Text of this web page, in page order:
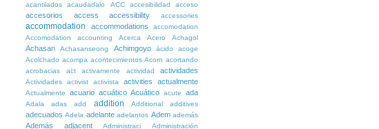
acantilados acaudadalo ACC accesibilidad acceso
accesorios access accessibility accessories
accommodation accommodations
accomodation
Accomodation
accounting Acerca Acero Achagol
Achasan Achasanseong Achimgoyo ácido
acoge
Acolchado acompa acontecimientos Acorn acortando
acrobacias
act activamente actividad actividades
Actividades activist activista activities actualmente
Actualmente acuario acuático Acuático acute ada
Adala adas add addition Additional additives
adecuados Adela adelante adelantos Adem además
Además adjacent Administraci Administración